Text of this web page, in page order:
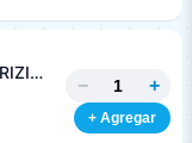
− +
+ Agregar